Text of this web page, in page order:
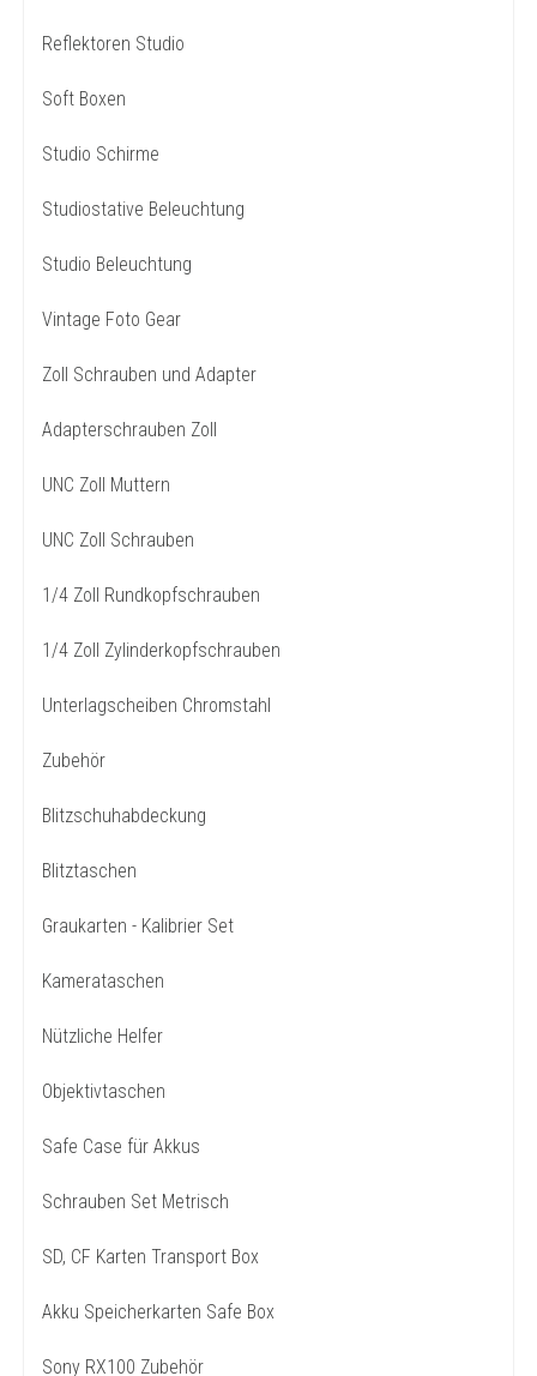
Reflektoren Studio
Soft Boxen
Studio Schirme
Studiostative Beleuchtung
Studio Beleuchtung
Vintage Foto Gear
Zoll Schrauben und Adapter
Adapterschrauben Zoll
UNC Zoll Muttern
UNC Zoll Schrauben
1/4 Zoll Rundkopfschrauben
1/4 Zoll Zylinderkopfschrauben
Unterlagscheiben Chromstahl
Zubehör
Blitzschuhabdeckung
Blitztaschen
Graukarten - Kalibrier Set
Kamerataschen
Nützliche Helfer
Objektivtaschen
Safe Case für Akkus
Schrauben Set Metrisch
SD, CF Karten Transport Box
Akku Speicherkarten Safe Box
Sony RX100 Zubehör